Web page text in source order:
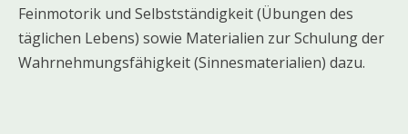
Feinmotorik und Selbstständigkeit (Übungen des
täglichen Lebens) sowie Materialien zur Schulung der
Wahrnehmungsfähigkeit (Sinnesmaterialien) dazu.